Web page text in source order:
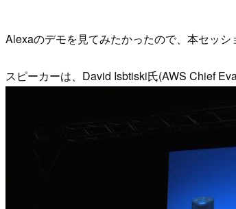
Alexaのデモを見てみたかったので、本セッシ
スピーカーは、David Isbtiski氏(AWS Chief